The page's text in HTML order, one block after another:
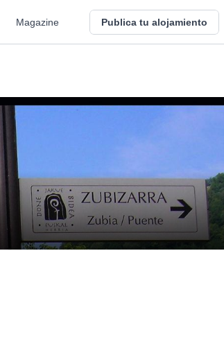
Magazine Publica tu alojamiento